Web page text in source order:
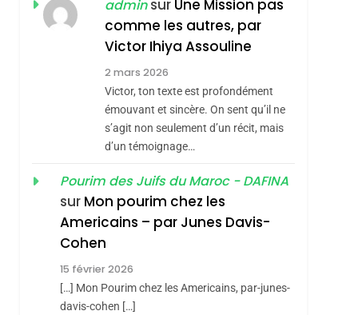
Hadida
JUDAISME
Maroc : Les Amandes
De Tafraout, Le Miel
De Tadla Azilal
Consacrés Produits
Du Terroir
DAFINA MAROC
Oeil Ravageur –
Vanessa De Loya
Stauber
CINEMA ISRAÉL
Nouvelle Chanson De
adminsur Une Mission pas
comme les autres, par
Victor Ihiya Assouline
2 mars 2026
Victor, ton texte est profondément
émouvant et sincère. On sent qu’il ne
s’agit non seulement d’un récit, mais
d’un témoignage…
Pourim des Juifs du Maroc - DAFINA
sur Mon pourim chez les
Americains – par Junes Davis-
Cohen
15 février 2026
[…] Mon Pourim chez les Americains, par-junes-
davis-cohen […]